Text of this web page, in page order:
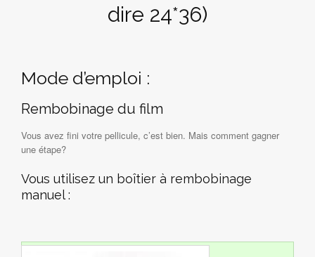
dire 24*36)
Mode d’emploi :
Rembobinage du film
Vous avez fini votre pellicule, c’est bien. Mais comment gagner
une étape?
Vous utilisez un boîtier à rembobinage
manuel :